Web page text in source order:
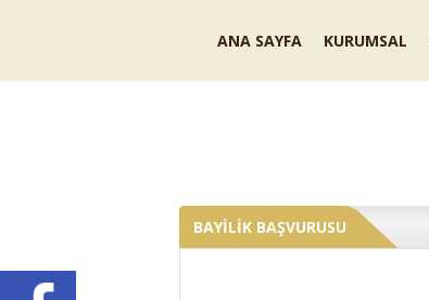
ANA SAYFA KURUMSAL
BAYİLİK BAŞVURUSU